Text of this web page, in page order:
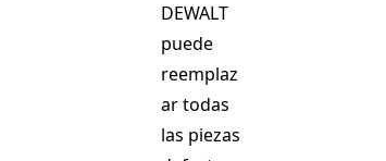
DEWALT
puede
reemplaz
ar todas
las piezas